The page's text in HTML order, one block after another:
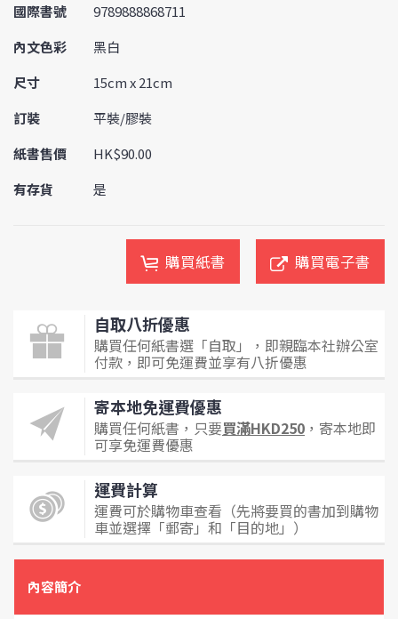
國際書號
9789888868711
內文色彩
黑白
尺寸
15cm x 21cm
訂裝
平裝/膠裝
紙書售價
HK$90.00
有存貨
是
購買紙書 購買電子書
自取八折優惠
購買任何紙書選「自取」，即親臨本社辦公室
付款，即可免運費並享有八折優惠
寄本地免運費優惠
購買任何紙書，只要買滿HKD250 ，寄本地即
可享免運費優惠
運費計算
運費可於購物車查看（先將要買的書加到購物
車並選擇「郵寄」和「目的地」）
內容簡介